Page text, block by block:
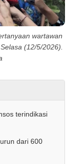
wartawan
(12/5/2026).
terindikasi
dari 600